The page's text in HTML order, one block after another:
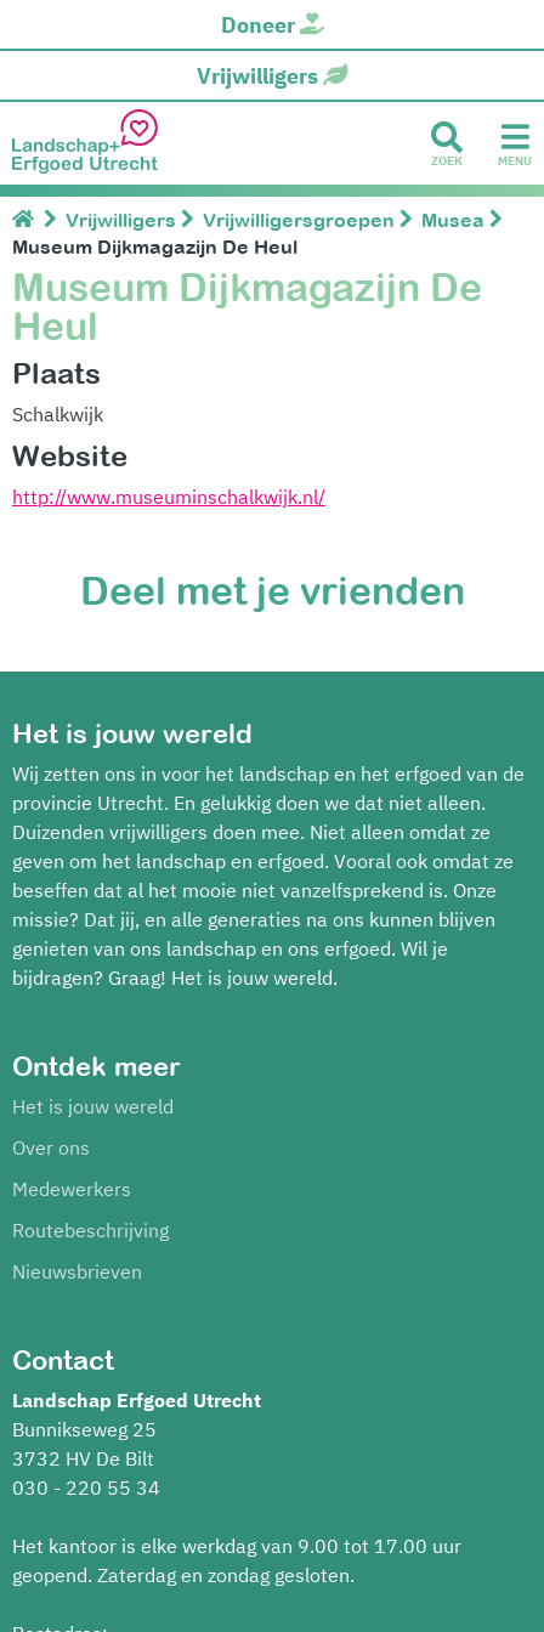
Doneer
Vrijwilligers
ZOEK MENU
Vrijwilligers Vrijwilligersgroepen
Musea
Museum Dijkmagazijn De Heul
Museum Dijkmagazijn De
Heul
Plaats
Schalkwijk
Website
http://www.museuminschalkwijk.nl/
Deel met je vrienden
Het is jouw wereld
Wij zetten ons in voor het landschap en het erfgoed van de
provincie Utrecht. En gelukkig doen we dat niet alleen.
Duizenden vrijwilligers doen mee. Niet alleen omdat ze
geven om het landschap en erfgoed. Vooral ook omdat ze
beseffen dat al het mooie niet vanzelfsprekend is. Onze
missie? Dat jij, en alle generaties na ons kunnen blijven
genieten van ons landschap en ons erfgoed. Wil je
bijdragen? Graag! Het is jouw wereld.
Ontdek meer
Het is jouw wereld
Over ons
Medewerkers
Routebeschrijving
Nieuwsbrieven
Contact
Landschap Erfgoed Utrecht
Bunnikseweg 25
3732 HV De Bilt
030 - 220 55 34
Het kantoor is elke werkdag van 9.00 tot 17.00 uur
geopend. Zaterdag en zondag gesloten.